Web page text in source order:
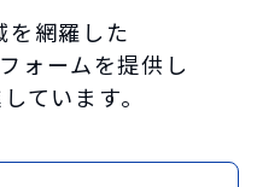
を網羅した
ォームを提供し
ています。